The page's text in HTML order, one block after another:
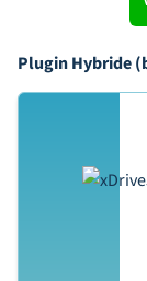
Plugin Hybride